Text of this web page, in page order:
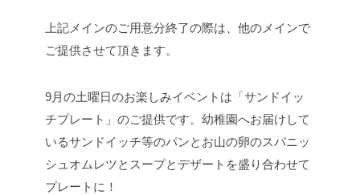
上記メインのご用意分終了の際は、他のメインで
ご提供させて頂きます。
9月の土曜日のお楽しみイベントは「サンドイッ
チプレート」のご提供です。 幼稚園へお届けして
いるサンドイッチ等のパンとお山の卵のスパニッ
シュオムレツとスープとデザートを盛り合わせて
プレートに！